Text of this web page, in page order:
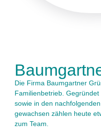
Baum
Die Firma Baumgartner
Familienbetrieb.
sowie in den
gewachsen zählen heute
zum Team.